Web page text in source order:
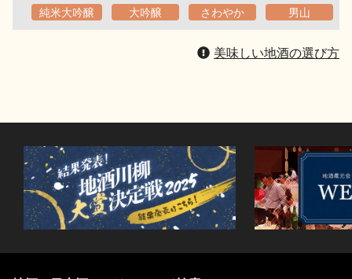
純米大吟醸 大吟醸 さわやか 男山
美味しい地酒の選び方